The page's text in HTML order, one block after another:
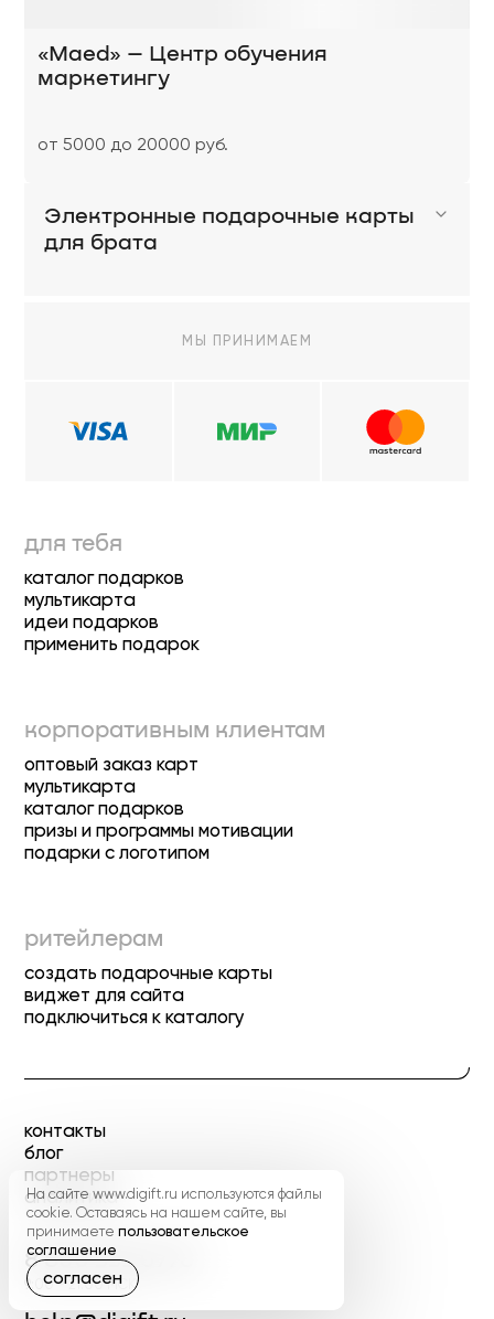
«Maed» – Центр обучения
маркетингу
от 5000 до 20000 руб.
Электронные подарочные карты
для брата
МЫ ПРИНИМАЕМ
для тебя
каталог подарков
мультикарта
идеи подарков
применить подарок
корпоративным клиентам
оптовый заказ карт
мультикарта
каталог подарков
призы и программы мотивации
подарки с логотипом
ритейлерам
создать подарочные карты
виджет для сайта
подключиться к каталогу
контакты
блог
партнеры
аналитика
8 800 333 0778
9:00 - 21:00 МСК
На сайте www.digift.ru используются файлы
cookie. Оставаясь на нашем сайте, вы
принимаете пользовательское
соглашение
согласен